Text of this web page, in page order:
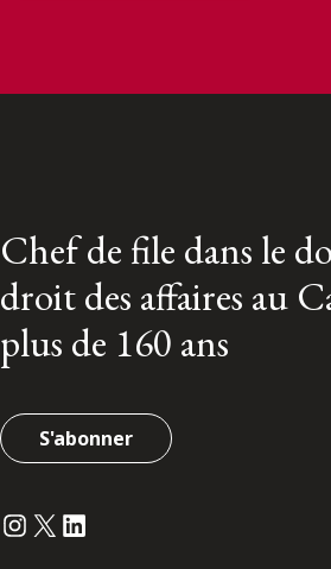
Chef de file dans le
droit des affaires au
plus de 160 ans
S'abonner
Instagram
Twitter
LinkedIn